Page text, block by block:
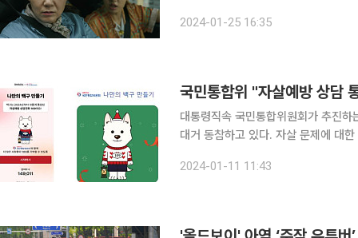
희’와 같은 날 개봉한 뤼크 베송 감독
2024-01-25 16:35
국민통합위 "자살예방 상담
대통령직속 국민통합위원회가 추진
대거 동참하고 있다. 자살 문제에 대한 경각심을 일깨우고, 줄이기 위해 국민통합위는 지난해 11월부
'109' 디지털 캠페인은 이정재, 고소
2024-01-11 11:43